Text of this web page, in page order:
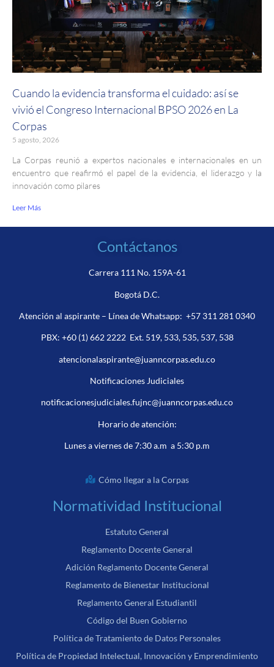
Cuando la evidencia transforma el cuidado: así se
vivió el Congreso Internacional BPSO 2026 en La
Corpas
5 agosto, 2026
La Corpas reunió a expertos nacionales e internacionales en un
encuentro que reafirmó el papel de la evidencia, el liderazgo y la
innovación como pilares
Leer Más
Contáctanos
Carrera 111 No. 159A-61
Bogotá D.C.
Atención al aspirante – Línea de Whatsapp: +57 311 281 0340
PBX: +60 (1) 662 2222Ext. 519, 533, 535, 537, 538
atencionalaspirante@juanncorpas.edu.co
Notificaciones Judiciales
notificacionesjudiciales.fujnc@juanncorpas.edu.co
Horario de atención:
Lunes a viernes de 7:30 a.m a 5:30 p.m
Cómo llegar a la Corpas
Normatividad Institucional
Estatuto General
Reglamento Docente General
Adición Reglamento Docente General
Reglamento de Bienestar Institucional
Reglamento General Estudiantil
Código del Buen Gobierno
Política de Tratamiento de Datos Personales
Política de Propiedad Intelectual, Innovación y Emprendimiento